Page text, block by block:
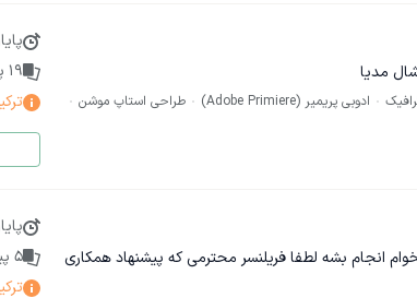
مدیا
ادوبی پریمیر (Adobe Primiere)
طراحی استاپ موشن
19
انجام بشه لطفا فریلنسر محترمی که پیشنهاد همکاری
5